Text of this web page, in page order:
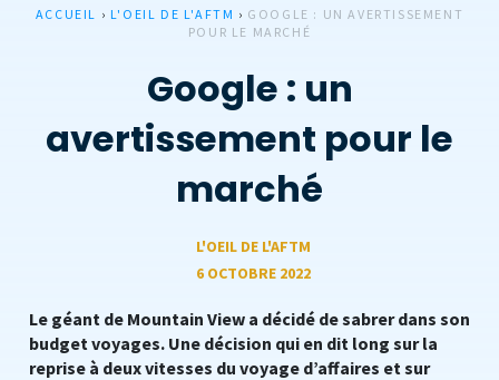
ACCUEIL › L'OEIL DE L'AFTM › GOOGLE : UN AVERTISSEMENT
POUR LE MARCHÉ
Google : un
avertissement pour le
marché
L'OEIL DE L'AFTM
6 OCTOBRE 2022
Le géant de Mountain View a décidé de sabrer dans son
budget voyages. Une décision qui en dit long sur la
reprise à deux vitesses du voyage d’affaires et sur